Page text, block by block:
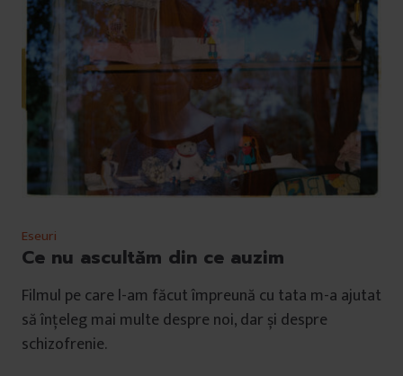
Eseuri
Ce nu ascultăm din ce auzim
Filmul pe care l-am făcut împreună cu tata m-a ajutat
să înțeleg mai multe despre noi, dar și despre
schizofrenie.